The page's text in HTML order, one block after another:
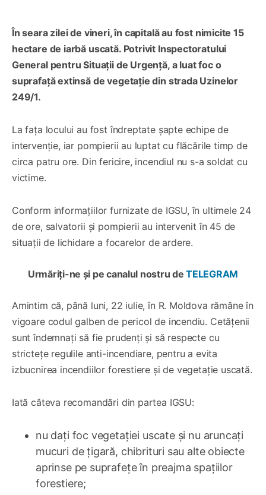
În seara zilei de vineri, în capitală au fost nimicite 15
hectare de iarbă uscată. Potrivit Inspectoratului
General pentru Situații de Urgență, a luat foc o
suprafață extinsă de vegetație din strada Uzinelor
249/1.
La fața locului au fost îndreptate șapte echipe de
intervenție, iar pompierii au luptat cu flăcările timp de
circa patru ore. Din fericire, incendiul nu s-a soldat cu
victime.
Conform informațiilor furnizate de IGSU, în ultimele 24
de ore, salvatorii și pompierii au intervenit în 45 de
situații de lichidare a focarelor de ardere.
Urmăriți-ne și pe canalul nostru deTELEGRAM
Amintim că, până luni, 22 iulie, în R. Moldova rămâne în
vigoare codul galben de pericol de incendiu. Cetățenii
sunt îndemnați să fie prudenți și să respecte cu
strictețe regulile anti-incendiare, pentru a evita
izbucnirea incendiilor forestiere și de vegetație uscată.
Iată câteva recomandări din partea IGSU:
nu dați foc vegetației uscate și nu aruncați
mucuri de țigară, chibrituri sau alte obiecte
aprinse pe suprafețe în preajma spațiilor
forestiere;